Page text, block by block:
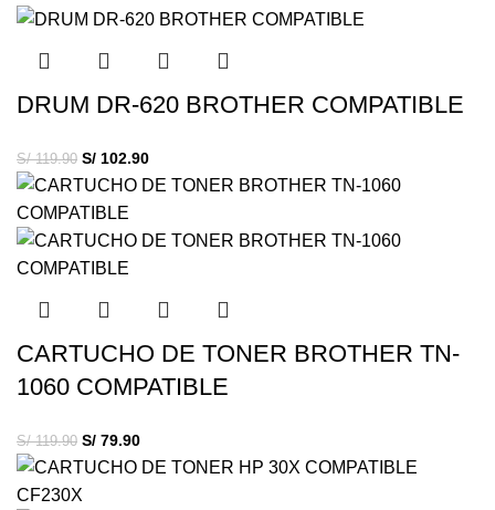
DRUM DR-620 BROTHER COMPATIBLE
S/119.90 S/ 102.90
CARTUCHO DE TONER BROTHER TN-
1060 COMPATIBLE
S/119.90 S/ 79.90